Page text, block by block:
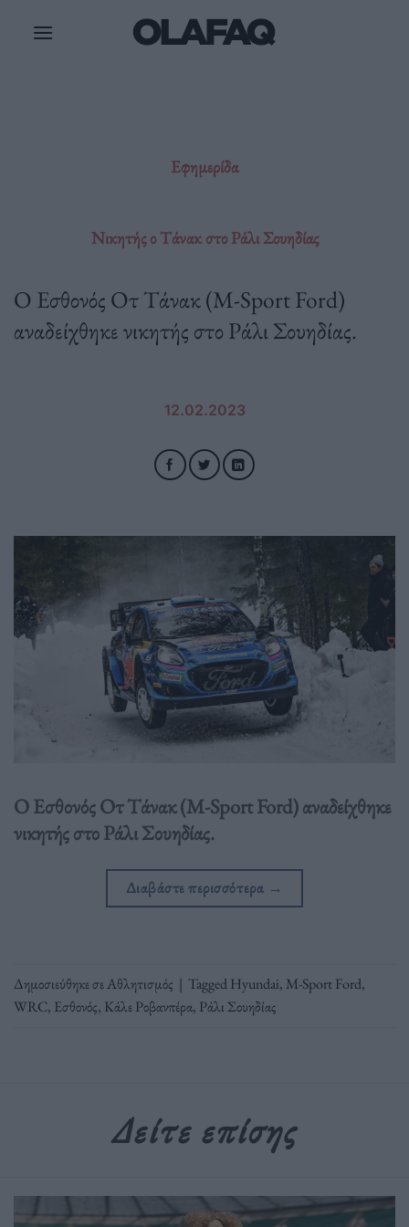
Εφημερίδα
Νικητής ο Τάνακ στο Ράλι Σουηδίας
Ο Εσθονός Οτ Τάνακ (M-Sport Ford)
αναδείχθηκε νικητής στο Ράλι Σουηδίας.
12.02.2023
Ο Εσθονός Οτ Τάνακ (M-Sport Ford) αναδείχθηκε
νικητής στο Ράλι Σουηδίας.
Διαβάστε περισσότερα →
Δημοσιεύθηκε σεΑθλητισμός | TaggedHyundai, M-Sport Ford,
WRC, Εσθονός, Κάλε Ροβανπέρα, Ράλι Σουηδίας
Δείτε επίσης